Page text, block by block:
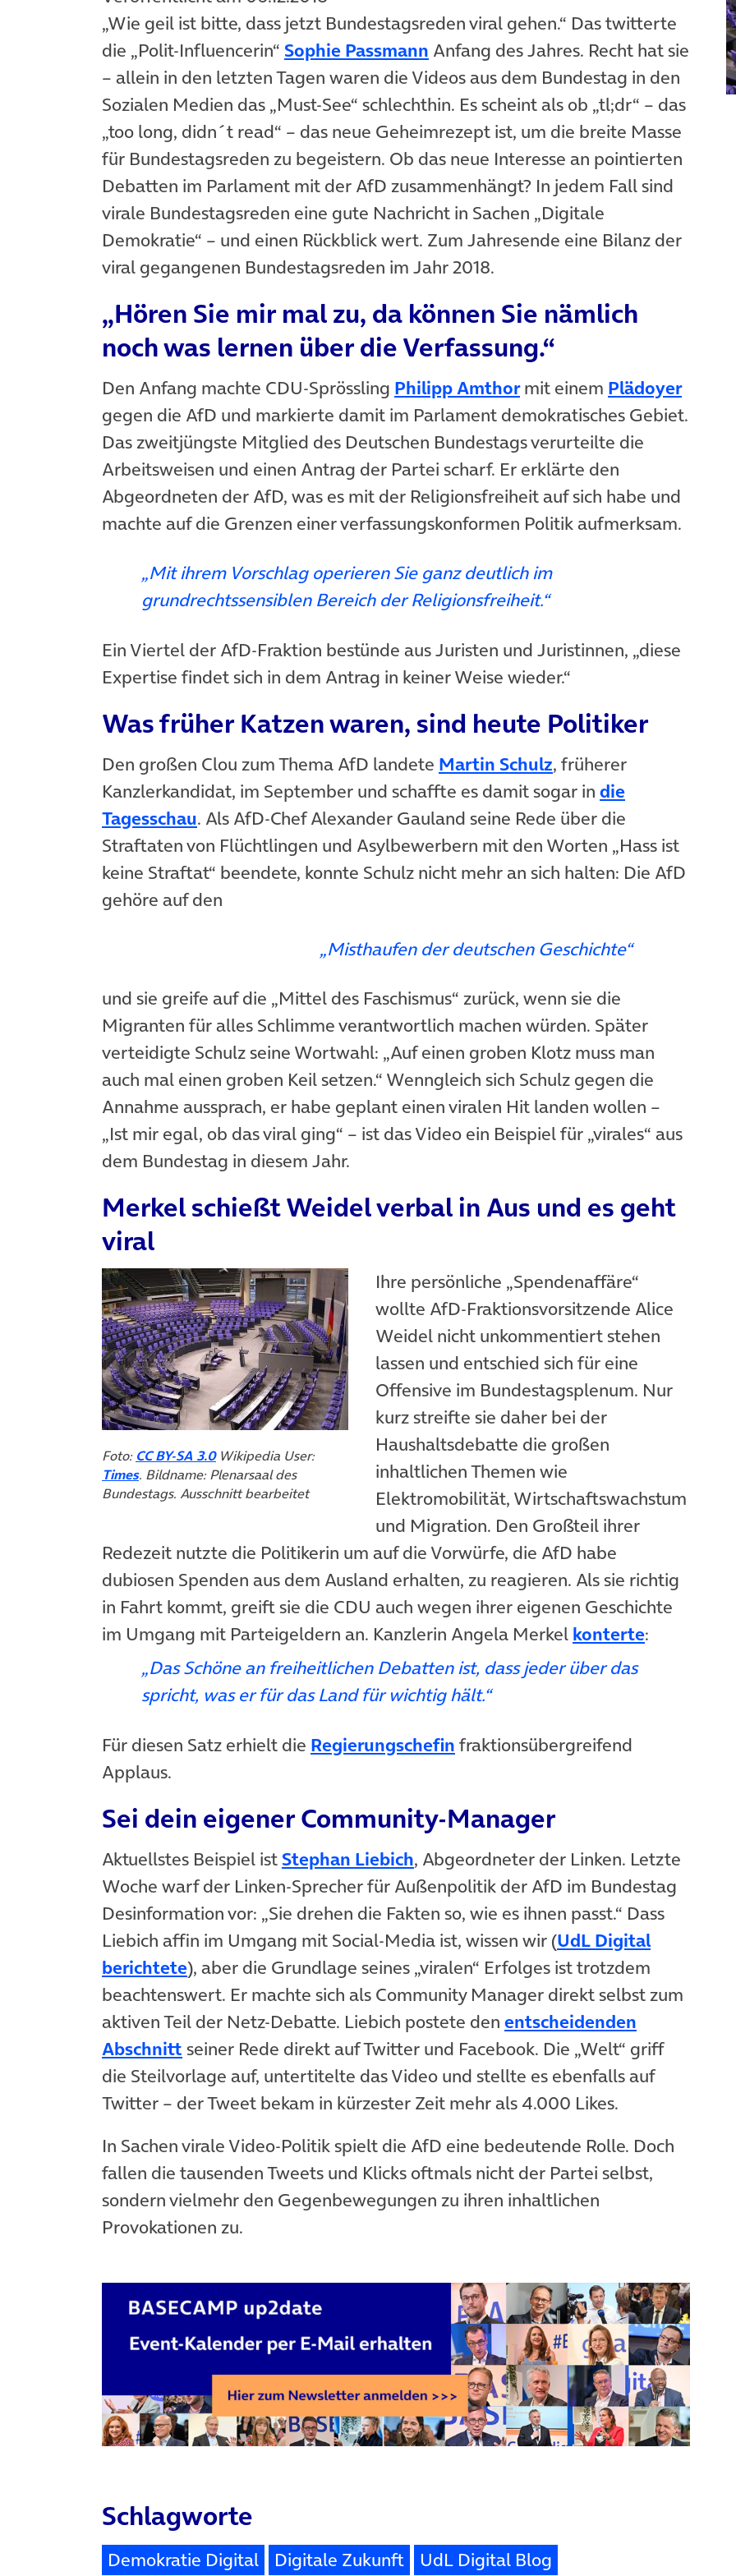
„Wie geil ist bitte, dass jetzt Bundestagsreden viral gehen.“ Das twitterte
die „Polit-Influencerin“ Sophie Passmann (öffnet in neuem Tab)
Anfang des Jahres. Recht hat sie
– allein in den letzten Tagen waren die Videos aus dem Bundestag in den
Sozialen Medien das „Must-See“ schlechthin. Es scheint als ob „tl;dr“ – das
„too long, didn´t read“ – das neue Geheimrezept ist, um die breite Masse
für Bundestagsreden zu begeistern. Ob das neue Interesse an pointierten
Debatten im Parlament mit der AfD zusammenhängt? In jedem Fall sind
virale Bundestagsreden eine gute Nachricht in Sachen „Digitale
Demokratie“ – und einen Rückblick wert. Zum Jahresende eine Bilanz der
viral gegangenen Bundestagsreden im Jahr 2018.
„Hören Sie mir mal zu, da können Sie nämlich
noch was lernen über die Verfassung.“
Den Anfang machte CDU-Sprössling Philipp Amthor(öffnet in neuem Tab)
mit einem Plädoyer(öffnet
gegen die AfD und markierte damit im Parlament demokratisches Gebiet.
Das zweitjüngste Mitglied des Deutschen Bundestags verurteilte die
Arbeitsweisen und einen Antrag der Partei scharf. Er erklärte den
Abgeordneten der AfD, was es mit der Religionsfreiheit auf sich habe und
machte auf die Grenzen einer verfassungskonformen Politik aufmerksam.
„Mit ihrem Vorschlag operieren Sie ganz deutlich im
grundrechtssensiblen Bereich der Religionsfreiheit.“
Ein Viertel der AfD-Fraktion bestünde aus Juristen und Juristinnen, „diese
Expertise findet sich in dem Antrag in keiner Weise wieder.“
Was früher Katzen waren, sind heute Politiker
Den großen Clou zum Thema AfD landete Martin Schulz(öffnet in neuem Tab)
, früherer
Kanzlerkandidat, im September und schaffte es damit sogar in die
Tagesschau(öffnet in neuem Tab)
. Als AfD-Chef Alexander Gauland seine Rede über die
Straftaten von Flüchtlingen und Asylbewerbern mit den Worten „Hass ist
keine Straftat“ beendete, konnte Schulz nicht mehr an sich halten: Die AfD
gehöre auf den
„Misthaufen der deutschen Geschichte“
und sie greife auf die „Mittel des Faschismus“ zurück, wenn sie die
Migranten für alles Schlimme verantwortlich machen würden. Später
verteidigte Schulz seine Wortwahl: „Auf einen groben Klotz muss man
auch mal einen groben Keil setzen.“ Wenngleich sich Schulz gegen die
Annahme aussprach, er habe geplant einen viralen Hit landen wollen –
„Ist mir egal, ob das viral ging“ – ist das Video ein Beispiel für „virales“ aus
dem Bundestag in diesem Jahr.
Merkel schießt Weidel verbal in Aus und es geht
viral
Foto: CC BY-SA 3.0(öffnet in neuem Tab)
Wikipedia User:
Times(öffnet in neuem Tab)
. Bildname: Plenarsaal des
Bundestags. Ausschnitt bearbeitet
Ihre persönliche „Spendenaffäre“
wollte AfD-Fraktionsvorsitzende Alice
Weidel nicht unkommentiert stehen
lassen und entschied sich für eine
Offensive im Bundestagsplenum. Nur
kurz streifte sie daher bei der
Haushaltsdebatte die großen
inhaltlichen Themen wie
Elektromobilität, Wirtschaftswachstum
und Migration. Den Großteil ihrer
Redezeit nutzte die Politikerin um auf die Vorwürfe, die AfD habe
dubiosen Spenden aus dem Ausland erhalten, zu reagieren. Als sie richtig
in Fahrt kommt, greift sie die CDU auch wegen ihrer eigenen Geschichte
im Umgang mit Parteigeldern an. Kanzlerin Angela Merkel konterte(öffnet in
:
„Das Schöne an freiheitlichen Debatten ist, dass jeder über das
spricht, was er für das Land für wichtig hält.“
Für diesen Satz erhielt die Regierungschefin (öffnet in neuem Tab)
fraktionsübergreifend
Applaus.
Sei dein eigener Community-Manager
Aktuellstes Beispiel ist Stephan Liebich(öffnet in neuem Tab)
, Abgeordneter der Linken. Letzte
Woche warf der Linken-Sprecher für Außenpolitik der AfD im Bundestag
Desinformation vor: „Sie drehen die Fakten so, wie es ihnen passt.“ Dass
Liebich affin im Umgang mit Social-Media ist, wissen wir (UdL Digital
berichtete(öffnet in neuem Tab)
), aber die Grundlage seines „viralen“ Erfolges ist trotzdem
beachtenswert. Er machte sich als Community Manager direkt selbst zum
aktiven Teil der Netz-Debatte. Liebich postete den entscheidenden
Abschnitt (öffnet in neuem Tab)
seiner Rede direkt auf Twitter und Facebook. Die „Welt“ griff
die Steilvorlage auf, untertitelte das Video und stellte es ebenfalls auf
Twitter – der Tweet bekam in kürzester Zeit mehr als 4.000 Likes.
In Sachen virale Video-Politik spielt die AfD eine bedeutende Rolle. Doch
fallen die tausenden Tweets und Klicks oftmals nicht der Partei selbst,
sondern vielmehr den Gegenbewegungen zu ihren inhaltlichen
Provokationen zu.
Schlagworte
Demokratie Digital Digitale Zukunft UdL Digital Blog